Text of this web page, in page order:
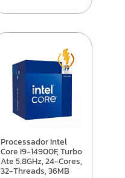
Processador Intel
Core I9-14900F, Turbo
Ate 5.8GHz, 24-Cores,
32-Threads, 36MB